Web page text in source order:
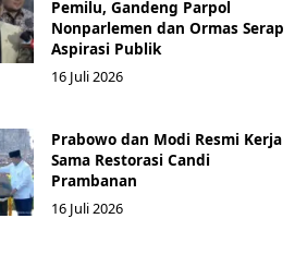
Pemilu, Gandeng Parpol
Nonparlemen dan Ormas Serap
Aspirasi Publik
16 Juli 2026
Prabowo dan Modi Resmi Kerja
Sama Restorasi Candi
Prambanan
16 Juli 2026